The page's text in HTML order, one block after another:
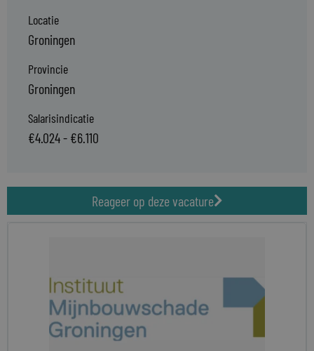
Locatie
Groningen
Provincie
Groningen
Salarisindicatie
€4.024 - €6.110
Reageer op deze vacature